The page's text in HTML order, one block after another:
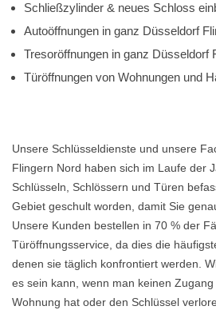
Schließzylinder & neues Schloss
Autoöffnungen in ganz Düsseldorf
Tresoröffnungen in ganz Düsseldorf
Türöffnungen von Wohnungen und
Unsere Schlüsseldienste und unsere
Flingern Nord haben sich im Laufe der
Schlüsseln, Schlössern und Türen
Gebiet geschult worden, damit Sie
Unsere Kunden bestellen in 70 % der
Türöffnungsservice, da dies die
denen sie täglich konfrontiert werden.
es sein kann, wenn man keinen
Wohnung hat oder den Schlüssel